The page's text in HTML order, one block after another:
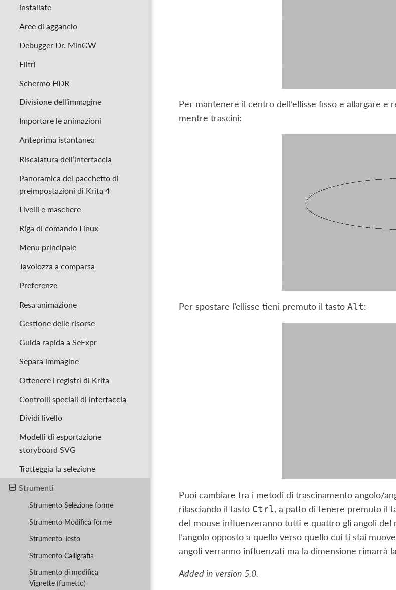
installate
Aree di aggancio
Debugger Dr. MinGW
Filtri
Schermo HDR
Divisione dell’immagine
Importare le animazioni
Anteprima istantanea
Riscalatura dell’interfaccia
Panoramica del pacchetto di
preimpostazioni di Krita 4
Livelli e maschere
Riga di comando Linux
Menu principale
Tavolozza a comparsa
Preferenze
Resa animazione
Gestione delle risorse
Guida rapida a SeExpr
Separa immagine
Ottenere i registri di Krita
Controlli speciali di interfaccia
Dividi livello
Modelli di esportazione
storyboard SVG
Tratteggia la selezione
Strumenti
Strumento Selezione forme
Strumento Modifica forme
Strumento Testo
Strumento Calligrafia
Strumento di modifica
Vignette (fumetto)
Per mantenere il centro dell’ellisse fisso e allargare
mentre trascini:
Per spostare l’ellisse tieni premuto il tasto Alt:
Puoi cambiare tra i metodi di trascinamento angolo/
rilasciando il tasto Ctrl, a patto di tenere premuto il
del mouse influenzeranno tutti e quattro gli angoli
l’angolo opposto a quello verso quello cui ti stai
angoli verranno influenzati ma la dimensione rimarrà
Added in version 5.0.